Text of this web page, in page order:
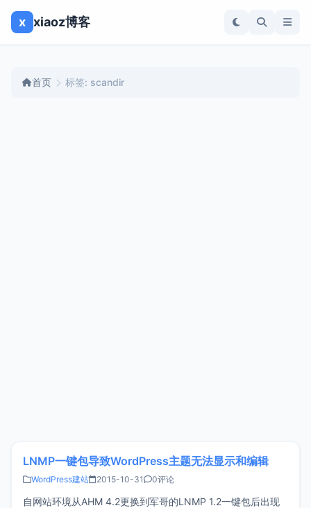
x xiaoz博客
首页 标签: scandir
LNMP一键包导致WordPress主题无法显示和编辑
WordPress建站 2015-10-31 0评论
自网站环境从AHM 4.2更换到军哥的LNMP 1.2一键包后出现